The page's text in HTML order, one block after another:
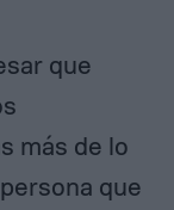
que
más de lo
que